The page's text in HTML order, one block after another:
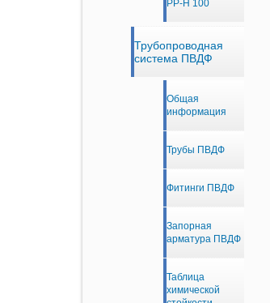
PP-H 100
Трубопроводная
система ПВДФ
Общая
информация
Трубы ПВДФ
Фитинги ПВДФ
Запорная
арматура ПВДФ
Таблица
химической